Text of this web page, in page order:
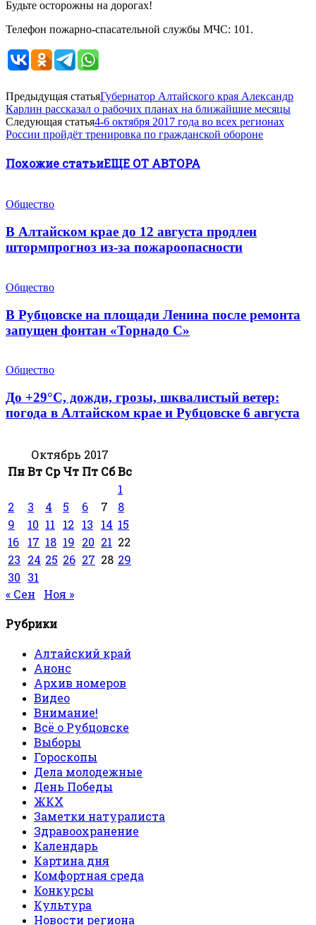
Будьте осторожны на дорогах!
Телефон пожарно-спасательной службы МЧС: 101.
Предыдущая статьяГубернатор Алтайского края Александр
Карлин рассказал о рабочих планах на ближайшие месяцы
Следующая статья4-6 октября 2017 года во всех регионах
России пройдёт тренировка по гражданской обороне
Похожие статьиЕЩЕ ОТ АВТОРА
Общество
В Алтайском крае до 12 августа продлен
штормпрогноз из-за пожароопасности
Общество
В Рубцовске на площади Ленина после ремонта
запущен фонтан «Торнадо С»
Общество
До +29°С, дожди, грозы, шквалистый ветер:
погода в Алтайском крае и Рубцовске 6 августа
Октябрь 2017
ПнВт Ср Чт Пт СбВс
1
2
3 4 5 6 7
8
9
10 11 12 13 14 15
16
17 18 19 20 21 22
23 24 25 26 27 28 29
30 31
« Сен
Ноя »
Рубрики
Алтайский край
Анонс
Архив номеров
Видео
Внимание!
Всё о Рубцовске
Выборы
Гороскопы
Дела молодежные
День Победы
ЖКХ
Заметки натуралиста
Здравоохранение
Календарь
Картина дня
Комфортная среда
Конкурсы
Культура
Новости региона